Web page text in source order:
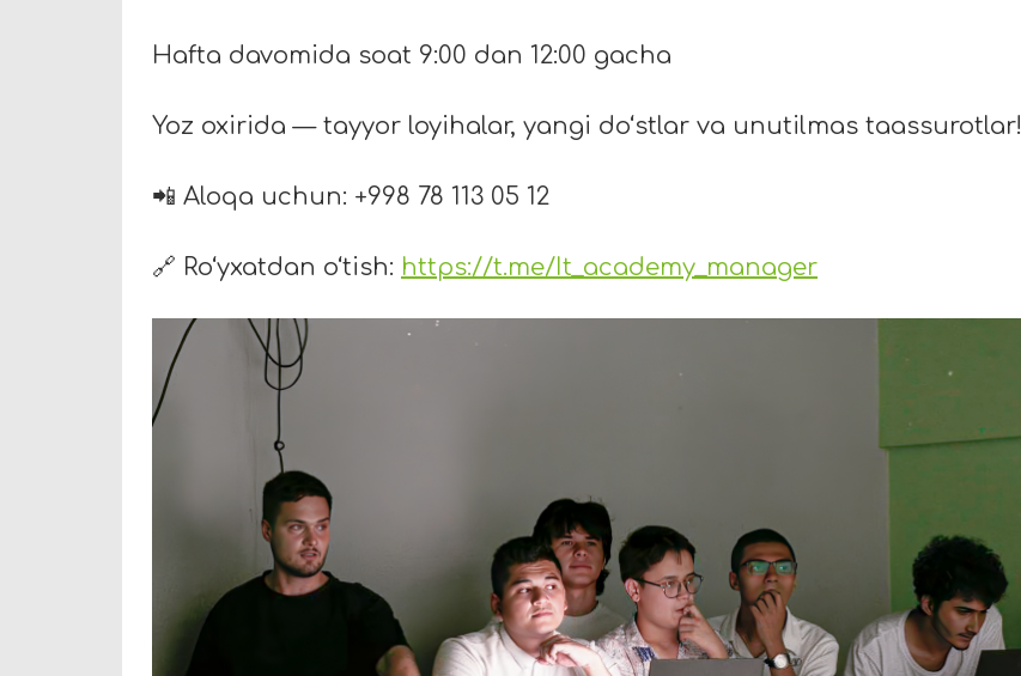
Hafta davomida soat 9:00 dan 12:00 gacha
Yoz oxirida — tayyor loyihalar, yangi do‘stlar va unutilmas taassurotlar!
📲 Aloqa uchun: +998 78 113 05 12
🔗 Ro‘yxatdan o‘tish: https://t.me/It_academy_manager